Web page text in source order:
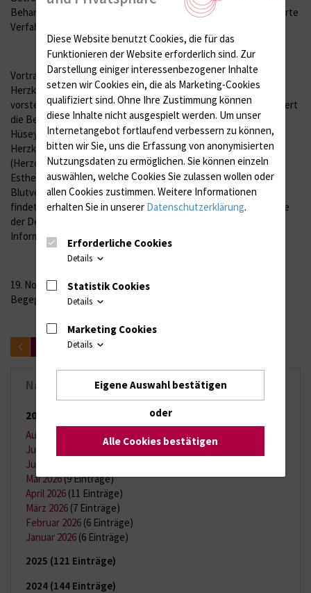
Behandlungsmöglichkeiten bekannt würden. Es wird um etablierte
Verfahren und um zukünftige Optionen gehen.
Vortragsthemen des Patiententages sind die Symptome von
Herzklappenerkrankungen, die Dr. Thomas Körber (Kardiologie)
vorstellt. Professor Matthias Peuster (Kinderkardiologie) erläutert
die Behandlung angeborener Herzklappenfehler, Professor
Hüseyin Ince (Kardiologie) spricht über minimal-invasive
Herzkatheterbehandlungen. Professor Andreas Liebold
(Herzchirurgie) erklärt, wann eine Herz- OP notwendig wird, Dr.
Esther Adolph (Kardiologie) spricht über die wichtige
Blutverdünnung nach einem solchen Eingriff. Die Veranstaltung
findet im „Herzmonat 2008“ statt, der im November auf Initiative
der Deutschen Herzstiftung bundesweit mit
Informationsveranstaltungen begangen wird.
19. November 2008, 16.00 bis 18.00 Uhr, Internationales
Begegnungszentrum (IBZ), Bergstraße 7a, 18057 Rostock
zurück
Nachrichten-Archiv
2026
August 2026
(2 Einträge)
Juli 2026
(11 Einträge)
Juni 2026
Mai 2026(9 Einträge)
April 2026 (11 Einträge)
März 2026 (7 Einträge)
Februar 2026 (6 Einträge)
Januar 2026 (6 Einträge)
2025 (121 Einträge)
2024 (144 Einträge)
Diese Website benutzt Cookies, die für das
Funktionieren der Website erforderlich sind. Zur
Darstellung einiger interessenbezogener Inhalte
setzen wir Cookies ein, die als Marketing-Cookies
qualifiziert sind. Ohne Ihre Zustimmung können
diese Inhalte nicht ausgespielt werden. Um unser
Internetangebot fortlaufend verbessern zu können,
bitten wir Sie, uns die Erfassung von anonymisierten
Nutzungsdaten zu ermöglichen. Sie können einzeln
auswählen, welche Cookies Sie zulassen wollen oder
allen Cookies zustimmen. Weitere Informationen
erhalten Sie in unserer Datenschutzerklärung.
Erforderliche Cookies
Details
Statistik Cookies
Details
Marketing Cookies
Details
Eigene Auswahl bestätigen
oder
Alle Cookies bestätigen